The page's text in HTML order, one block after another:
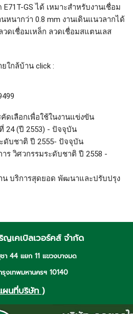
GS ได้ เหมาะสำหรับงานเชื่อม
หนากว่า 0.8 mm งานเดินแนวลากได้
วดเชื่อมเหล็ก ลวดเชื่อมสแตนเลส
ใกล้บ้าน click :
ดเลือกเพื่อใช้ในงานแข่งขัน
24 (ปี 2553) - ปัจจุบัน
ดับชาติ ปี 2555- ปัจจุบัน
ร วิศวกรรมระดับชาติ ปี 2558 -
น บริการสุดยอด พัฒนาและปรับปรุง
ญเคเบิลเวอร์คส์ จำกัด
44 แยก 11 แขวงบางมด
งเทพมหานครฯ 10140
ผนที่บริษัท )